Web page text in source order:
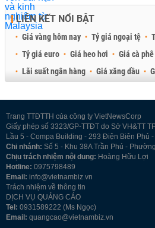
LIÊN KẾT NỔI BẬT
Giá vàng hôm nay Tỷ giá ngoại tệ
Tỷ giá euro
Giá heo hơi Giá cà phê
Lãi suất ngân hàng
Giá xăng dầu
Trang TTĐTTH của công ty VietNewsCorp
Giấy phép số 3323/GP-TTĐT do Sở VH&TT
Lầu 5 - Compa Building - 293 Điện Biên Phủ
Chi nhánh: Số 5 - Khu 38A Trần Phú -
Chịu trách nhiệm nội dung: Hoàng Hữu Lợi
Hotline: 0975798489
Email: info@vietnambiz.vn
Trách nhiệm về thông tin
DỊCH VỤ QUẢNG CÁO
Tel: 0931589222 (Ms Ngọc)
Email: quangcao@vietnambiz.vn